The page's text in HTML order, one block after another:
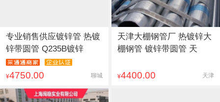
专业销售供应镀锌管 热镀
锌带圆管 Q235B镀锌
¥4750.00 聊城
天津大棚钢管厂 热镀锌大
棚钢管 镀锌带圆管 天
¥4400.00 天津